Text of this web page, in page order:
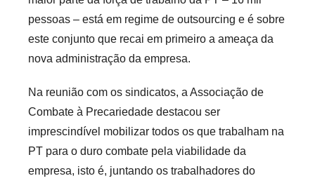
pessoas – está em regime de outsourcing e é sobre
este conjunto que recai em primeiro a ameaça da
nova administração da empresa.
Na reunião com os sindicatos, a Associação de
Combate à Precariedade destacou ser
imprescindível mobilizar todos os que trabalham na
PT para o duro combate pela viabilidade da
empresa, isto é, juntando os trabalhadores do